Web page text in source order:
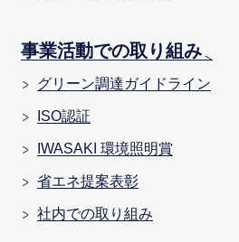
事業活動での取り組み
グリーン調達ガイドライン
ISO認証
IWASAKI 環境照明賞
省エネ提案表彰
社内での取り組み